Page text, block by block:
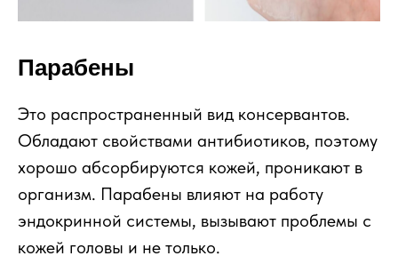
Парабены
Это распространенный вид консервантов.
Обладают свойствами антибиотиков, поэтому
хорошо абсорбируются кожей, проникают в
организм. Парабены влияют на работу
эндокринной системы, вызывают проблемы с
кожей головы и не только.